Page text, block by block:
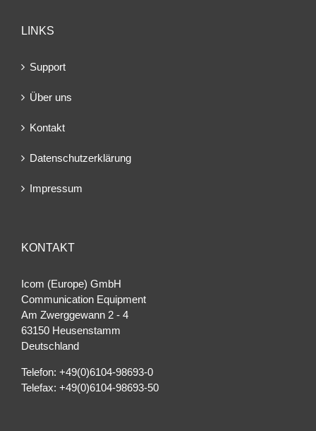
LINKS
Support
Über uns
Kontakt
Datenschutzerklärung
Impressum
KONTAKT
Icom (Europe) GmbH
Communication Equipment
Am Zwerggewann 2 ‐ 4
63150 Heusenstamm
Deutschland
Telefon: +49(0)6104-98693-0
Telefax: +49(0)6104-98693-50